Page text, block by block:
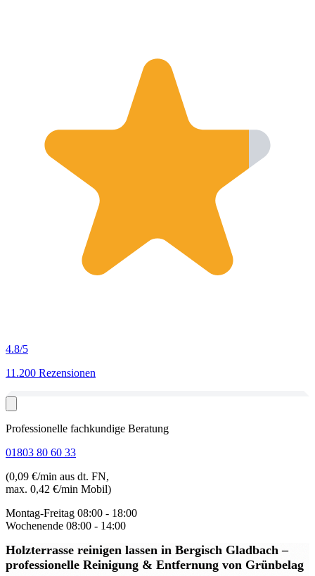
4.8/5
11.200 Rezensionen
Professionelle fachkundige Beratung
01803 80 60 33
(0,09 €/min aus dt. FN,
max. 0,42 €/min Mobil)
Montag-Freitag 08:00 - 18:00
Wochenende 08:00 - 14:00
Holzterrasse reinigen lassen in Bergisch Gladbach–
professionelle Reinigung & Entfernung von Grünbelag